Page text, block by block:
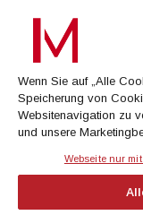
© Cachalot Media
AGB
Datenschutz
Kontakt
Impressum
Wenn Sie auf „Alle
Speicherung von
Websitenavigation zu
und unsere
Webseite nur